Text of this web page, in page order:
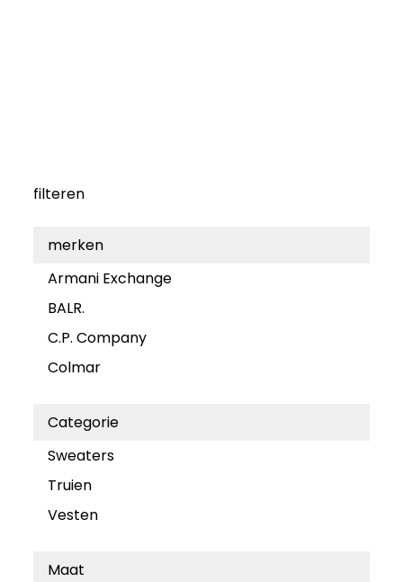
filteren
merken
Armani Exchange
BALR.
C.P. Company
Colmar
Categorie
Sweaters
Truien
Vesten
Maat